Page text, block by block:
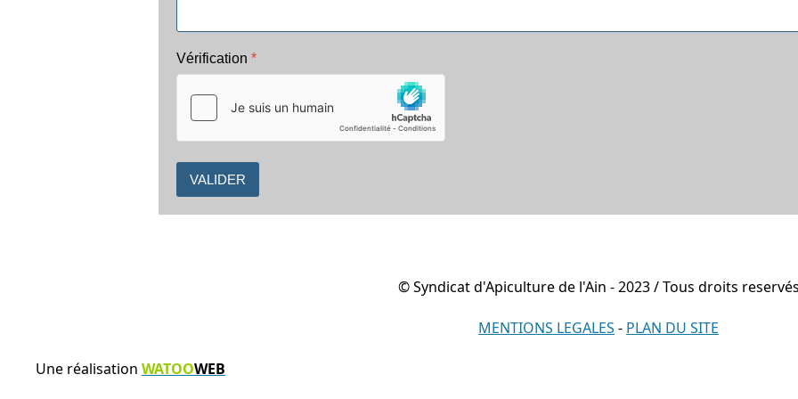
Vérification*
VALIDER
© Syndicat d'Apiculture de l'Ain - 2023 / Tous droits
MENTIONS LEGALES - PLAN DU SITE
Une réalisation WATOOWEB